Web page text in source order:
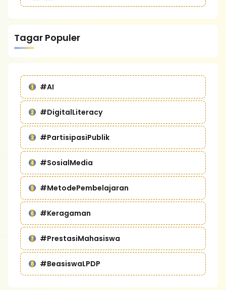
Tagar Populer
#AI
#DigitalLiteracy
#PartisipasiPublik
#SosialMedia
#MetodePembelajaran
#Keragaman
#PrestasiMahasiswa
#BeasiswaLPDP